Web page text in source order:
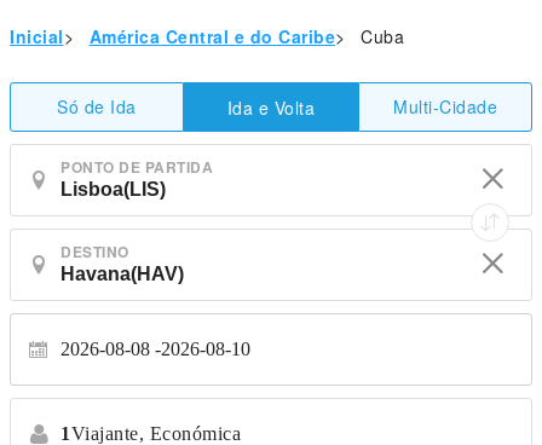
Inicial> América Central e do Caribe> Cuba
Só de Ida Ida e Volta Multi-Cidade
PONTO DE PARTIDA
DESTINO
2026-08-08 2026-08-10
1Viajante, Económica